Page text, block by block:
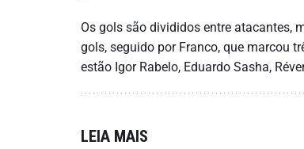
Os gols são divididos entre atacantes,
gols, seguido por Franco, que marcou
estão Igor Rabelo, Eduardo Sasha,
LEIA MAIS